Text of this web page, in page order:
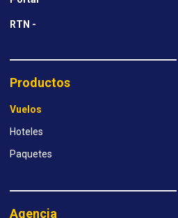
RTN -
Productos
Vuelos
Hoteles
Paquetes
Agencia